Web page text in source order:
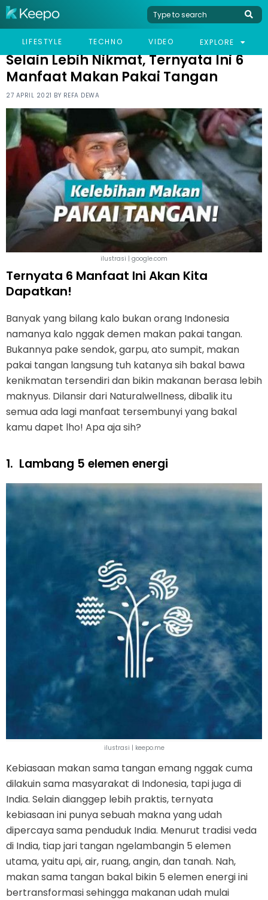
LIFESTYLE TECHNO VIDEO EXPLORE
HOME LIFESTYLE
SELAIN LEBIH NIKMAT, TERNYATA INI 6 MANFAAT MAKAN PAKAI
Selain Lebih Nikmat, Ternyata Ini 6
Manfaat Makan Pakai Tangan
27 APRIL 2021 BY REFA DEWA
ilustrasi | google.com
Ternyata 6 Manfaat Ini Akan Kita
Dapatkan!
Banyak yang bilang kalo bukan orang Indonesia
namanya kalo nggak demen makan pakai tangan.
Bukannya pake sendok, garpu, ato sumpit, makan
pakai tangan langsung tuh katanya sih bakal bawa
kenikmatan tersendiri dan bikin makanan berasa lebih
maknyus. Dilansir dari Naturalwellness, dibalik itu
semua ada lagi manfaat tersembunyi yang bakal
kamu dapet lho! Apa aja sih?
1. Lambang 5 elemen energi
ilustrasi | keepo.me
Kebiasaan makan sama tangan emang nggak cuma
dilakuin sama masyarakat di Indonesia, tapi juga di
India. Selain dianggep lebih praktis, ternyata
kebiasaan ini punya sebuah makna yang udah
dipercaya sama penduduk India. Menurut tradisi veda
di India, tiap jari tangan ngelambangin 5 elemen
utama, yaitu api, air, ruang, angin, dan tanah. Nah,
makan sama tangan bakal bikin 5 elemen energi ini
bertransformasi sehingga makanan udah mulai